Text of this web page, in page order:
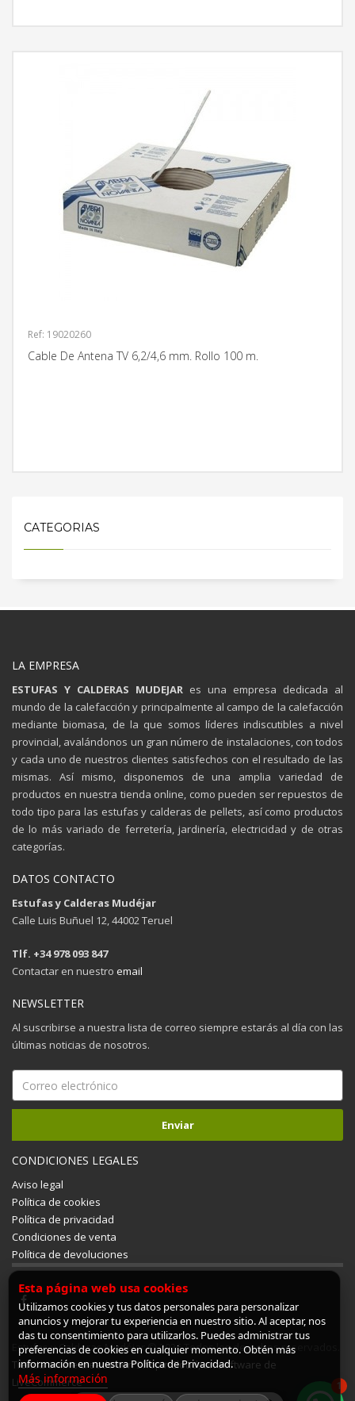
Ref: 19020260
Cable De Antena TV 6,2/4,6 mm. Rollo 100 m.
CATEGORIAS
LA EMPRESA
ESTUFAS Y CALDERAS MUDEJAR es una empresa dedicada al
mundo de la calefacción y principalmente al campo de la calefacción
mediante biomasa, de la que somos líderes indiscutibles a nivel
provincial, avalándonos un gran número de instalaciones, con todos
y cada uno de nuestros clientes satisfechos con el resultado de las
mismas. Así mismo, disponemos de una amplia variedad de
productos en nuestra tienda online, como pueden ser repuestos de
todo tipo para las estufas y calderas de pellets, así como productos
de lo más variado de ferretería, jardinería, electricidad y de otras
categorías.
DATOS CONTACTO
Estufas y Calderas Mudéjar
Calle Luis Buñuel 12, 44002 Teruel
Tlf. +34 978 093 847
Contactar en nuestro email
NEWSLETTER
Al suscribirse a nuestra lista de correo siempre estarás al día con las
últimas noticias de nosotros.
CONDICIONES LEGALES
Aviso legal
Política de cookies
Política de privacidad
Condiciones de venta
Política de devoluciones
Estufas y Calderas Mudéjar © 2026 Todos los derechos reservados.
Tienda online creada con ShopinCloud, un software de
LiveCommerce
1
Esta página web usa cookies
Utilizamos cookies y tus datos personales para personalizar
anuncios y mejorar tu experiencia en nuestro sitio. Al aceptar, nos
das tu consentimiento para utilizarlos. Puedes administrar tus
preferencias de cookies en cualquier momento. Obtén más
información en nuestra Política de Privacidad.
Más información